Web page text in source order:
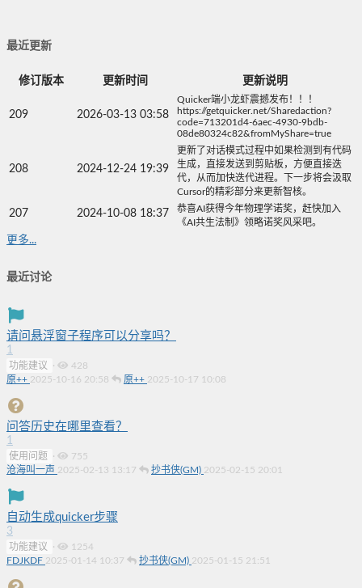
最近更新
修订版本 更新时间 更新说明
209 2026-03-13 03:58
Quicker端小龙虾震撼发布！！！
https://getquicker.net/Sharedaction?
code=713201d4-6aec-4930-9bdb-
08de80324c82&fromMyShare=true
208 2024-12-24 19:39
更新了对话模式过程中如果检测到有代码
生成，直接发送到剪贴板，方便直接迭
代，从而加快迭代进程。下一步将会汲取
Cursor的精彩部分来更新智核。
207 2024-10-08 18:37
恭喜AI获得今年物理学诺奖，赶快加入
《AI共生法制》领略诺奖风采吧。
更多...
最近讨论
请问悬浮窗子程序可以分享吗？
1
功能建议 ·
428
原++ 2025-10-16 20:58 原++ 2025-10-17 10:08
问答历史在哪里查看？
1
使用问题 ·
755
沧海叫一声 2025-02-13 13:17 抄书侠(GM) 2025-02-15 20:01
自动生成quicker步骤
3
功能建议 ·
1254
FDJKDF 2025-01-14 10:37 抄书侠(GM) 2025-01-15 21:51